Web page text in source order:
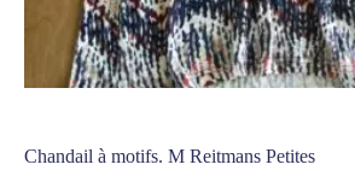
Chandail à motifs. M Reitmans Petites